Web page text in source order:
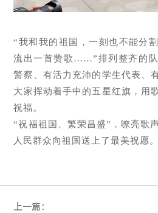
“我和我的祖国，一刻也不能分
流出一首赞歌……”排列整齐的
警察、有活力充沛的学生代表、
大家挥动着手中的五星红旗，用
祝福。
“祝福祖国、繁荣昌盛”，嘹亮歌
人民群众向祖国送上了最美祝愿。
上一篇：